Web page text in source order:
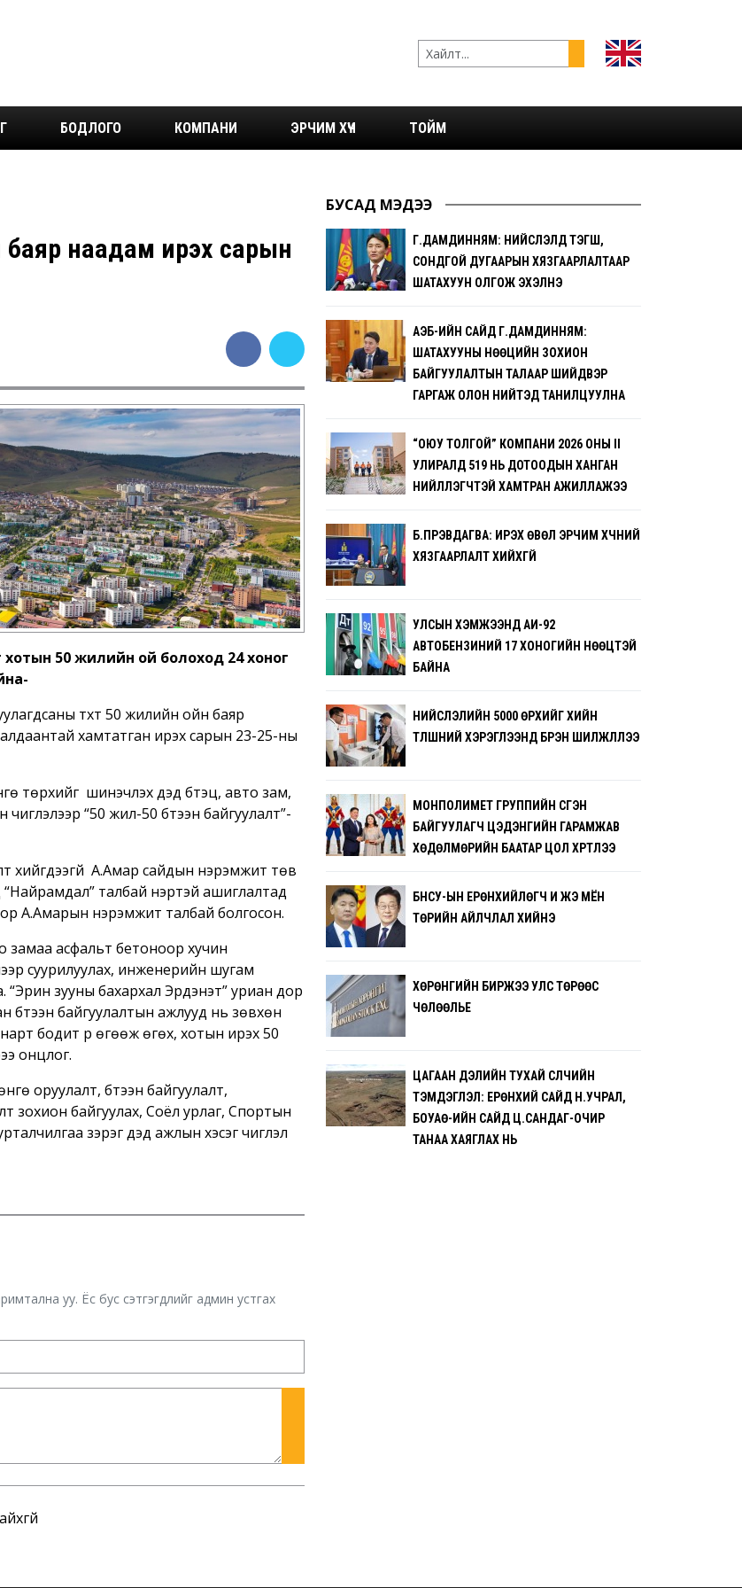
БОДЛОГО КОМПАНИ ЭРЧИМ ХҮЧ ТОЙМ
наадам ирэх сарын
хотын 50 жилийн ой болоход 24 хоног
түүхт 50 жилийн ойн баяр
хамтатган ирэх сарын 23-25-ны
төрхийг шинэчлэх дэд бүтэц, авто зам,
“50 жил-50 бүтээн байгуулалт”-
хийгдээгүй А.Амар сайдын нэрэмжит төв
талбай нэртэй ашиглалтад
А.Амарын нэрэмжит талбай болгосон.
асфальт бетоноор хучин
суурилуулах, инженерийн шугам
зууны бахархал Эрдэнэт” уриан дор
байгуулалтын ажлууд нь зөвхөн
бодит үр өгөөж өгөх, хотын ирэх 50
онцлог.
оруулалт, бүтээн байгуулалт,
зохион байгуулах, Соёл урлаг, Спортын
зэрэг дэд ажлын хэсэг чиглэл
уу. Ёс бус сэтгэгдлийг админ устгах
БУСАД МЭДЭЭ
Г.ДАМДИННЯМ: НИЙСЛЭЛД ТЭГШ,
СОНДГОЙ ДУГААРЫН ХЯЗГААРЛАЛТААР
ШАТАХУУН ОЛГОЖ ЭХЭЛНЭ
АҮЭБ-ИЙН САЙД Г.ДАМДИННЯМ:
ШАТАХУУНЫ НӨӨЦИЙН ЗОХИОН
БАЙГУУЛАЛТЫН ТАЛААР ШИЙДВЭР
ГАРГАЖ ОЛОН НИЙТЭД ТАНИЛЦУУЛНА
“ОЮУ ТОЛГОЙ” КОМПАНИ 2026 ОНЫ II
УЛИРАЛД 519 НЬ ДОТООДЫН ХАНГАН
НИЙЛҮҮЛЭГЧТЭЙ ХАМТРАН АЖИЛЛАЖЭЭ
Б.ПҮРЭВДАГВА: ИРЭХ ӨВӨЛ ЭРЧИМ ХҮЧНИЙ
ХЯЗГААРЛАЛТ ХИЙХГҮЙ
УЛСЫН ХЭМЖЭЭНД АИ-92
АВТОБЕНЗИНИЙ 17 ХОНОГИЙН НӨӨЦТЭЙ
БАЙНА
НИЙСЛЭЛИЙН 5000 ӨРХИЙГ ХИЙН
ТҮЛШНИЙ ХЭРЭГЛЭЭНД БҮРЭН ШИЛЖҮҮЛЛЭЭ
МОНПОЛИМЕТ ГРУППИЙН ҮҮСГЭН
БАЙГУУЛАГЧ ЦЭДЭНГИЙН ГАРАМЖАВ
ХӨДӨЛМӨРИЙН БААТАР ЦОЛ ХҮРТЛЭЭ
БНСУ-ЫН ЕРӨНХИЙЛӨГЧ И ЖЭ МЁН
ТӨРИЙН АЙЛЧЛАЛ ХИЙНЭ
ХӨРӨНГИЙН БИРЖЭЭ УЛС ТӨРӨӨС
ЧӨЛӨӨЛЬЕ
ЦАГААН ДЭЛИЙН ТУХАЙ СҮҮЛЧИЙН
ТЭМДЭГЛЭЛ: ЕРӨНХИЙ САЙД Н.УЧРАЛ,
БОУАӨ-ИЙН САЙД Ц.САНДАГ-ОЧИР
ТАНАА ХАЯГЛАХ НЬ